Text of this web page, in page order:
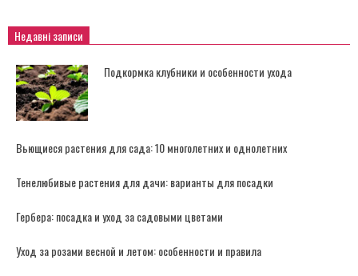
Недавні записи
Подкормка клубники и особенности ухода
Вьющиеся растения для сада: 10 многолетних и однолетних
Тенелюбивые растения для дачи: варианты для посадки
Гербера: посадка и уход за садовыми цветами
Уход за розами весной и летом: особенности и правила